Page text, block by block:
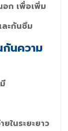
อก เพื่อเพิ่ม
ะกันซึม
นความ
ในระยะยาว